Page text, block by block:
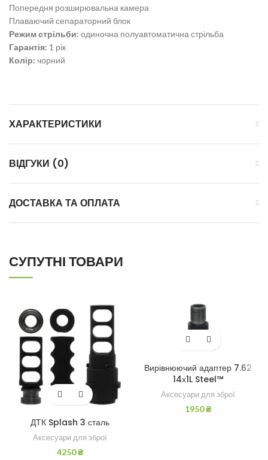
Попередня розширювальна камера
Плаваючий сепараторний блок
Режим стрільби: одиночна полуавтоматична стрільба
Гарантія: 1 рік
Колір: чорний
ХАРАКТЕРИСТИКИ
ВІДГУКИ (0)
ДОСТАВКА ТА ОПЛАТА
СУПУТНІ ТОВАРИ
ДТК Splash 3 сталь
Аксесуари для зброї
4250₴
Вирівнюючий адаптер 7.62
14х1L Steel™
Аксесуари для зброї
1950₴